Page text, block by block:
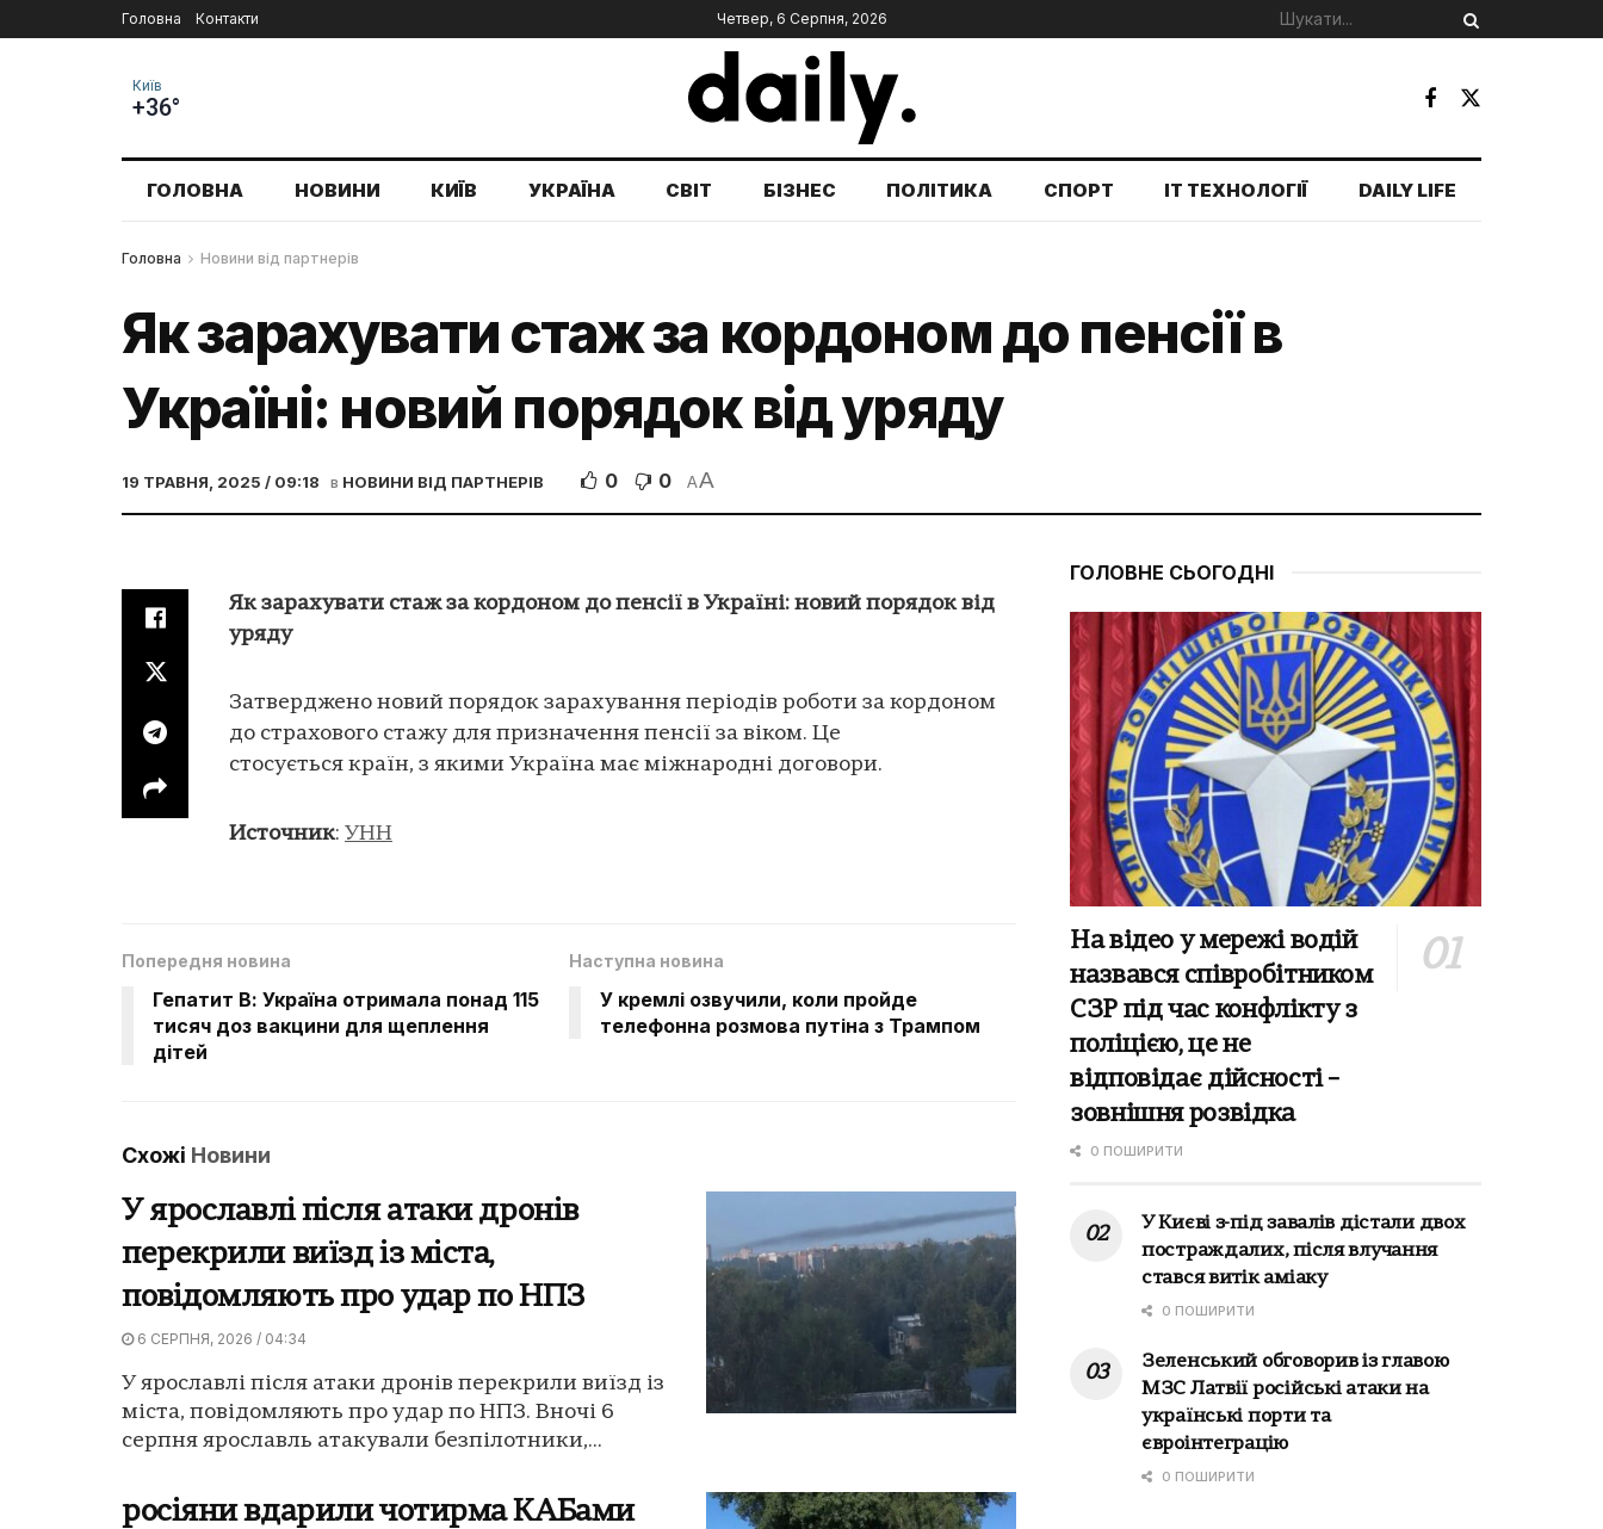
Головна Контакти Четвер, 6 Серпня, 2026
Київ
+36°
ГОЛОВНА НОВИНИ КИЇВ УКРАЇНА СВІТ БІЗНЕС ПОЛІТИКА СПОРТ IT ТЕХНОЛОГІЇ DAILY LIFE
Головна Новини від партнерів
Як зарахувати стаж за кордоном до пенсії в
Україні: новий порядок від уряду
19 ТРАВНЯ, 2025 / 09:18 в НОВИНИ ВІД ПАРТНЕРІВ 0 0 AA
Як зарахувати стаж за кордоном до пенсії в Україні: новий порядок від
уряду
Затверджено новий порядок зарахування періодів роботи за кордоном
до страхового стажу для призначення пенсії за віком. Це
стосується країн, з якими Україна має міжнародні договори.
Источник: УНН
Попередня новина
Гепатит В: Україна отримала понад 115
тисяч доз вакцини для щеплення
дітей
Наступна новина
У кремлі озвучили, коли пройде
телефонна розмова путіна з Трампом
Схожі Новини
У ярославлі після атаки дронів
перекрили виїзд із міста,
повідомляють про удар по НПЗ
6 СЕРПНЯ, 2026 / 04:34
У ярославлі після атаки дронів перекрили виїзд із
міста, повідомляють про удар по НПЗ. Вночі 6
серпня ярославль атакували безпілотники,...
росіяни вдарили чотирма КАБами
ГОЛОВНЕ СЬОГОДНІ
На відео у мережі водій
назвався співробітником
СЗР під час конфлікту з
поліцією, це не
відповідає дійсності –
зовнішня розвідка
0 ПОШИРИТИ
У Києві з-під завалів дістали двох
постраждалих, після влучання
стався витік аміаку
0 ПОШИРИТИ
Зеленський обговорив із главою
МЗС Латвії російські атаки на
українські порти та
євроінтеграцію
0 ПОШИРИТИ